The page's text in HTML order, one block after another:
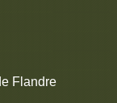
Flandre